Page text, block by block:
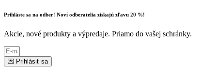
Prihláste sa na odber! Noví odberatelia získajú zľavu 20 %!
Akcie, nové produkty a výpredaje. Priamo do vašej schránky.
💌 Prihlásiť sa